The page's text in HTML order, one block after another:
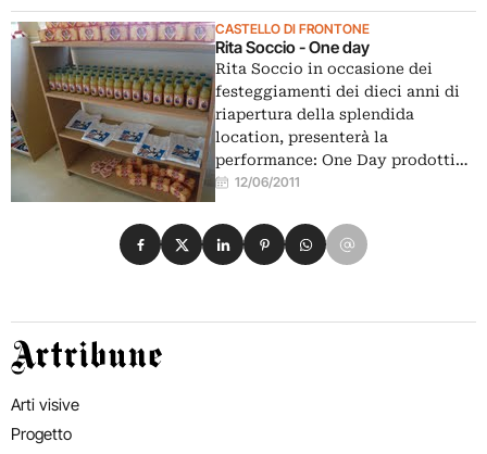
CASTELLO DI FRONTONE
Rita Soccio - One day
Rita Soccio in occasione dei
festeggiamenti dei dieci anni di
riapertura della splendida
location, presenterà la
performance: One Day prodotti…
12/06/2011
Condividi su Facebook
Condividi su X
Condividi su LinkedIn
Condividi su Pinterest
Condividi su WhatsApp
Condividi su Email
Artribune
Arti visive
Progetto